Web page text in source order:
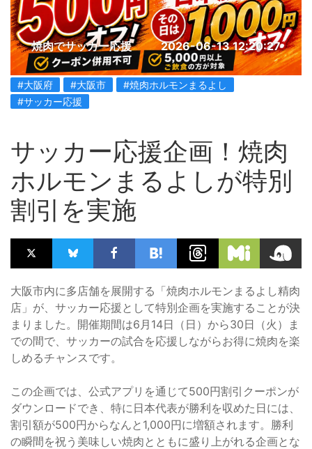
焼肉でサッカー応援 2026-06-13 12:20:27
#大阪府 #大阪市
#焼肉ホルモンまるよし
#サッカー応援
サッカー応援企画！焼肉
ホルモンまるよしが特別
割引を実施
大阪市内に多店舗を展開する「焼肉ホルモンまるよし精肉
店」が、サッカー応援として特別企画を実施することが決
まりました。開催期間は6月14日（日）から30日（火）ま
での間で、サッカーの試合を応援しながらお得に焼肉を楽
しめるチャンスです。
この企画では、公式アプリを通じて500円割引クーポンが
ダウンロードでき、特に日本代表が勝利を収めた日には、
割引額が500円からなんと1,000円に増額されます。勝利
の瞬間を祝う美味しい焼肉とともに盛り上がれる企画とな